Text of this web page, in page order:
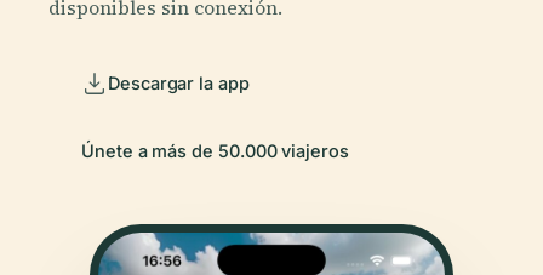
disponibles sin conexión.
Descargar la app
Únete a más de 50.000 viajeros